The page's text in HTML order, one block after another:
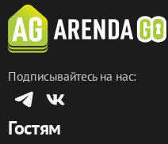
Подписывайтесь на нас:
Гостям